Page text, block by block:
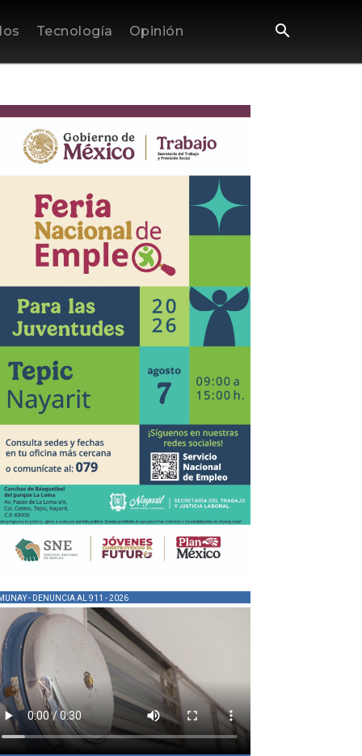
Tecnología Opinión
- DENUNCIA AL 911 - 2026